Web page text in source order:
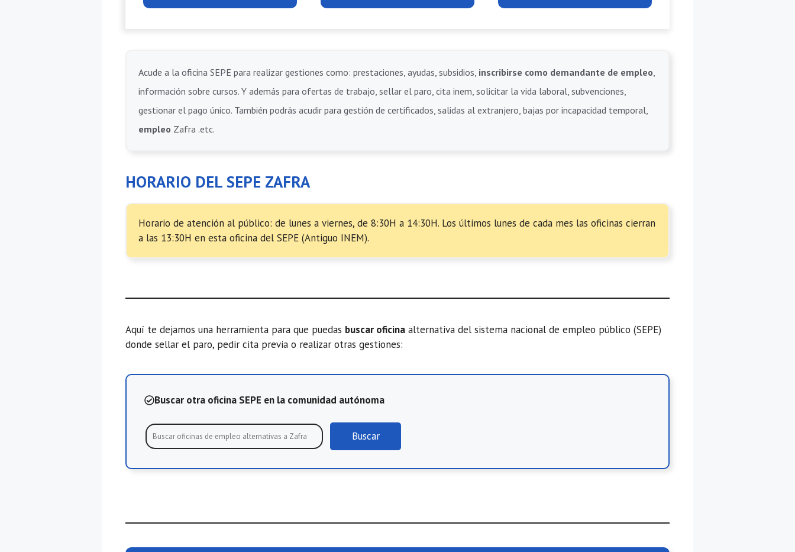
Acude a la oficina SEPE para realizar gestiones como: prestaciones, ayudas, subsidios, inscribirse como demandante de empleo,
información sobre cursos. Y además para ofertas de trabajo, sellar el paro, cita inem, solicitar la vida laboral, subvenciones,
gestionar el pago único. También podrás acudir para gestión de certificados, salidas al extranjero, bajas por incapacidad temporal,
empleo Zafra .etc.
HORARIO DEL SEPE ZAFRA
Horario de atención al público: de lunes a viernes, de 8:30H a 14:30H. Los últimos lunes de cada mes las oficinas cierran
a las 13:30H en esta oficina del SEPE (Antiguo INEM).
Aquí te dejamos una herramienta para que puedas buscar oficina alternativa del sistema nacional de empleo público (SEPE)
donde sellar el paro, pedir cita previa o realizar otras gestiones:
Buscar otra oficina SEPE en la comunidad autónoma
Buscar